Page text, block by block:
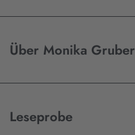
Über Monika Gruber
Leseprobe